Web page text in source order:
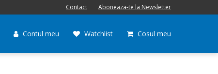
Contact Aboneaza-te la Newsletter
Contul meu Watchlist Cosul meu